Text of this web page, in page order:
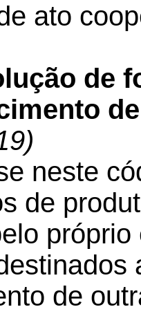
ato
de
neste
de
de